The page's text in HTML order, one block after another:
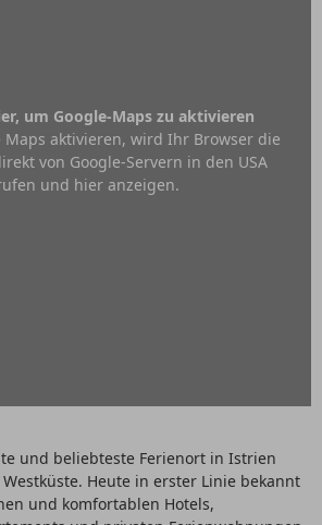
um Google-Maps zu aktivieren
Maps aktivieren, wird Ihr Browser die
von Google-Servern in den USA
und hier anzeigen.
und beliebteste Ferienort in Istrien
Heute in erster Linie bekannt
und komfortablen Hotels,